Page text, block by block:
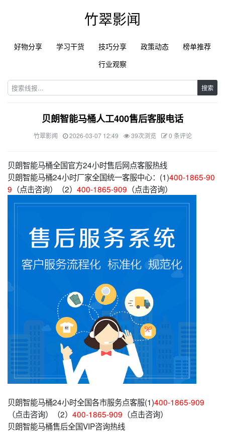
竹翠影闻
好物分享 学习干货 技巧分享 政策动态
榜单推荐
行业观察
搜索
贝朗智能马桶人工400售后客服电话
竹翠影闻 2026-03-07 12:49 39次浏览 0 条评论
贝朗智能马桶全国官方24小时售后网点客服热线
贝朗智能马桶24小时厂家全国统一客服中心：(1)400-1865-90
9 （点击咨询）（2） 400-1865-909 （点击咨询）
贝朗智能马桶24小时全国各市服务点客服(1)400-1865-909
（点击咨询）（2） 400-1865-909 （点击咨询）
贝朗智能马桶售后全国VIP咨询热线